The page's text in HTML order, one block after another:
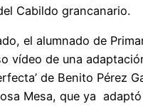
Cabildo grancanario.
el alumnado de
vídeo de una
de Benito Pérez
Mesa, que ya